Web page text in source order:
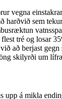
vegna
sem
flest tré og losar
að berjast
skilyrði um
upp á mikla